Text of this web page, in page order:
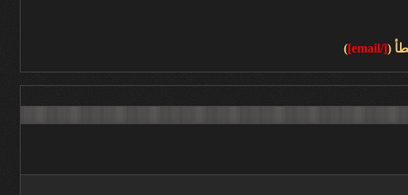
(
[/email]
)